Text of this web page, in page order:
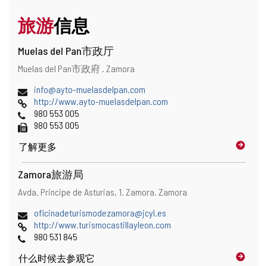
旅游信息
Muelas del Pan市政厅
地
和
地
图
位
置
邮
地
址
Muelas del Pan市政府 . Zamora
电
子
邮
件
地
址
info@ayto-muelasdelpan.com
网
页
http://www.ayto-muelasdelpan.com
电
话
980 553 005
传
真
980 553 005
了解更多
Zamora旅游局
地
和
地
图
位
邮
地
址
Avda. Principe de Asturias, 1. Zamora. Zamora
电
子
邮
地
oficinadeturismodezamora@jcyl.es
网
页
http://www.turismocastillayleon.com
电
980 531 845
什么时候去参观它